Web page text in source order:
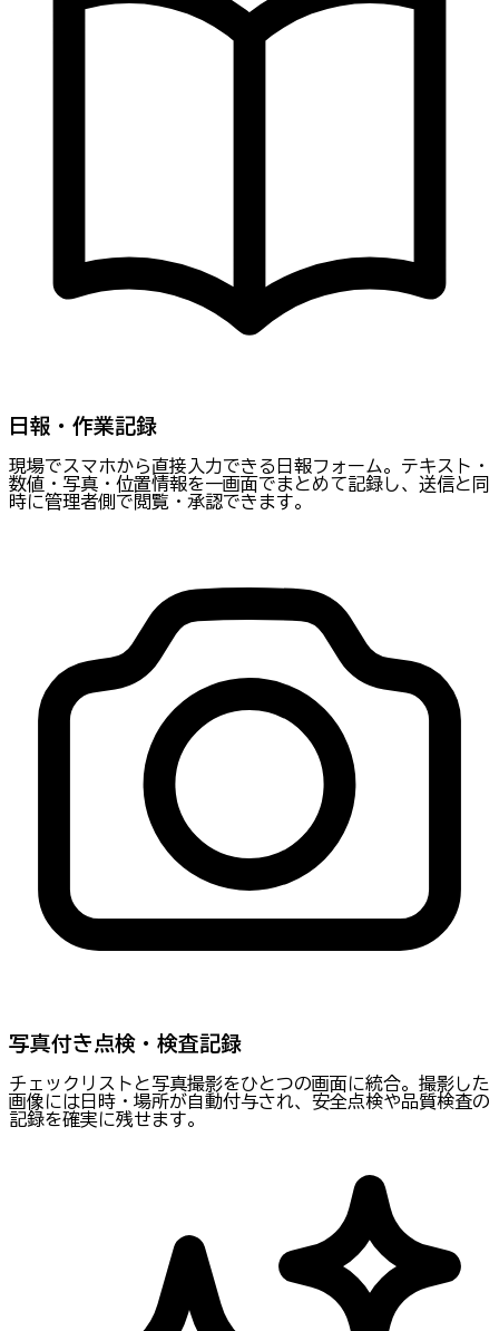
日報・作業記録
現場でスマホから直接入力できる日報フォーム。テキスト・
数値・写真・位置情報を一画面でまとめて記録し、送信と同
時に管理者側で閲覧・承認できます。
写真付き点検・検査記録
チェックリストと写真撮影をひとつの画面に統合。撮影した
画像には日時・場所が自動付与され、安全点検や品質検査の
記録を確実に残せます。